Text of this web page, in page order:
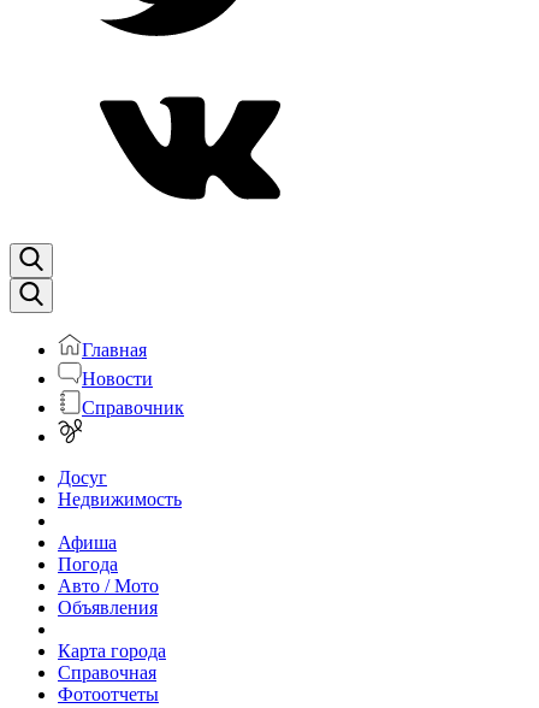
Главная
Новости
Справочник
Досуг
Недвижимость
Афиша
Погода
Авто / Мото
Объявления
Карта города
Справочная
Фотоотчеты